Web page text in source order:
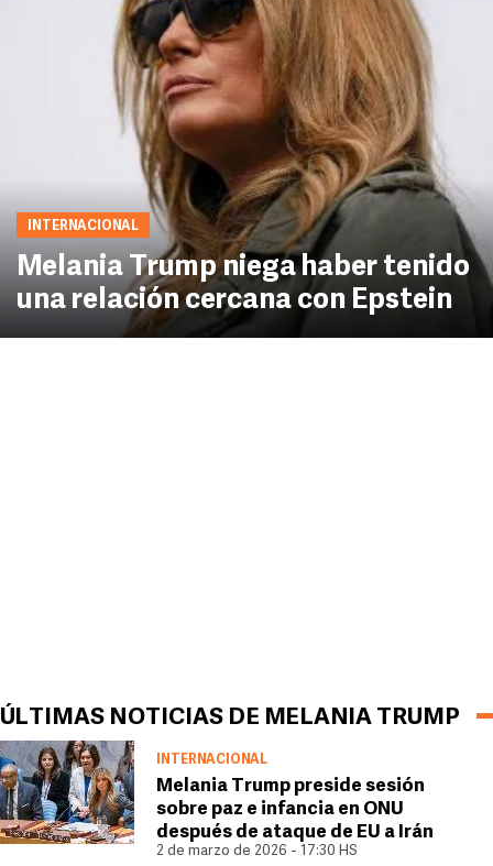
INTERNACIONAL
Melania Trump niega haber tenido
una relación cercana con Epstein
ÚLTIMAS NOTICIAS DE MELANIA TRUMP
INTERNACIONAL
Melania Trump preside sesión
sobre paz e infancia en ONU
después de ataque de EU a Irán
2 de marzo de 2026 - 17:30 HS